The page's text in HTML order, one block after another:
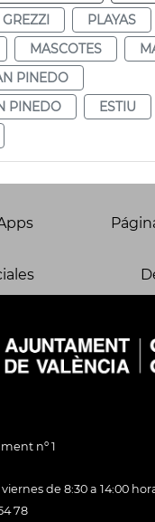
PLAYAS
MASCOTES
PINEDO
PINEDO
ESTIU
nº 1
de 8:30 a 14:00
78